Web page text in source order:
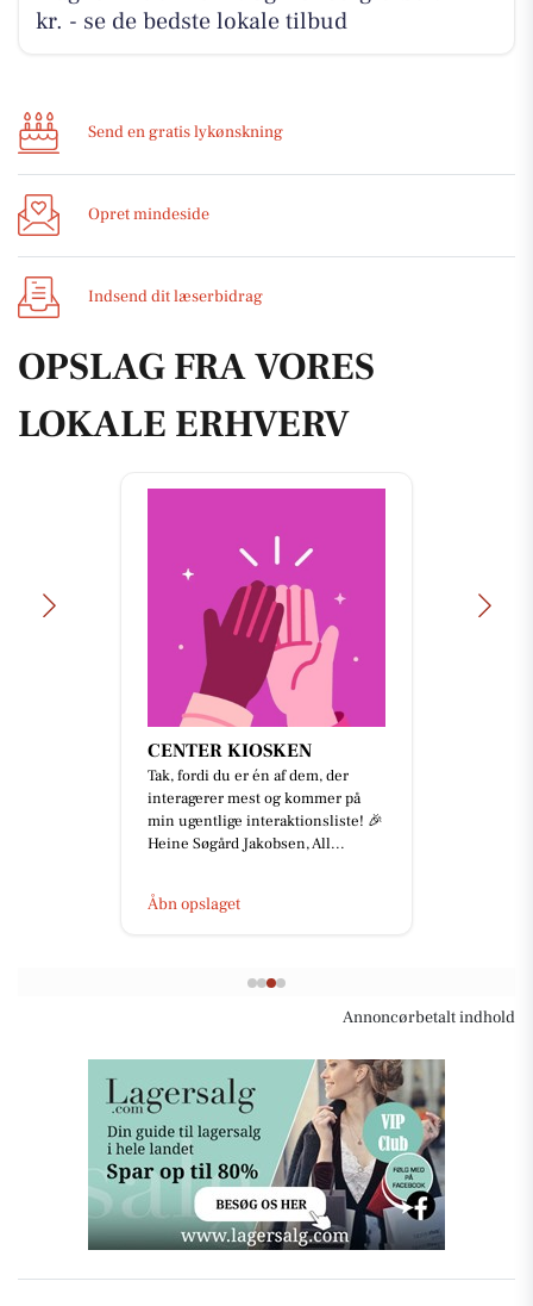
kr. - se de bedste lokale tilbud
Send en gratis lykønskning
Opret mindeside
Indsend dit læserbidrag
OPSLAG FRA VORES
LOKALE ERHVERV
Oscar Biludlejning
Mange af jer har spurgt til vores
nye logo, maskot og de forskellige
udtryk, I lige nu møder på biler,
arbejdstøj, hjemmeside...
Åbn opslaget
Annoncørbetalt indhold